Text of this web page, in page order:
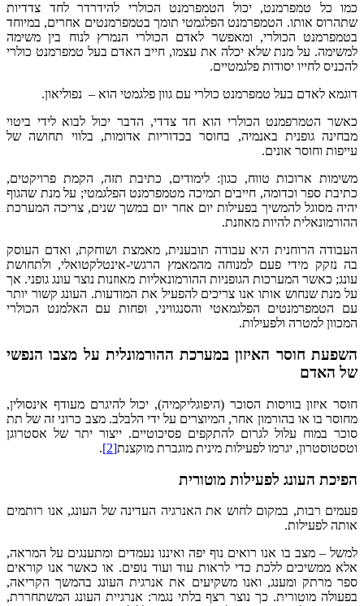
כמו כל טמפרמנט, יכול הטמפרמנט הכולרי להידרדר לחד צדדיות
שתהרוס אותו. הטמפרמנט הפלגמטי תומך בטמפרמנטים אחרים, במיוחד
בטמפרמנט הכולרי, ומאפשר לאדם הכולרי הנמרץ לנוח בין משימה
למשימה. על מנת שלא יכלה את עצמו, חייב האדם בעל טמפרמנט כולרי
להכניס לחייו יסודות פלגמטיים.
דוגמא לאדם בעל טמפרמנט כולרי עם גוון פלגמטי הוא – נפוליאון.
כאשר הטמרפמנט הכולרי הוא חד צדדי, הדבר יכול לבוא לידי ביטוי
מבחינה גופנית באנמיה, בחוסר בכדוריות אדומות, בלווי תחושה של
עייפות וחוסר אונים.
משימות ארוכות טווח, כגון: לימודים, כתיבת תזה, הקמת פרויקטים,
כתיבת ספר וכדומה, חייבים תמיכה מטמפרמנט הפלגמטי; על מנת שהגוף
יהיה מסוגל להמשיך בפעילות יום אחר יום במשך שנים, צריכה המערכת
ההורמונאלית להיות מאוזנת.
העבודה הרוחנית היא עבודה תובענית, מאמצת ושוחקת, ואדם העוסק
בה נזקק מידי פעם למנוחה מהמאמץ הרגשי-אינטלקטואלי, ולתחושת
עונג; כאשר המערכות הגופניות ההורמונאליות מאוזנות נוצר עונג גופני. אך
על מנת שנחוש אותו אנו צריכים להפעיל את המודעות. העונג קשור יותר
עם הטמפרמנטים הפלגמאטי והסנגוויני, ופחות עם האלמנט הכולרי
המכוון למטרה ולפעילות.
השפעת חוסר האיזון במערכת ההורמונלית על מצבו הנפשי
של האדם
חוסר איזון בוויסות הסוכר (היפוגליקמיה), יכול להיגרם מעודף אינסולין,
מחוסר בו או בהורמון אחר, המיוצרים על ידי הלבלב. מצב כרוני זה של תת
סוכר במוח עלול לגרום להתקפים פסיכוטיים. ייצור יתר של אסטרוגן
וטסטוסטרון, יגרמו לפעילות מינית מוגברת מוקצנת[2]
.
הפיכת העונג לפעילות מוטורית
פעמים רבות, במקום לחוש את האנרגיה העדינה של העונג, אנו רותמים
אותה לפעילות.
למשל – מצב בו אנו רואים נוף יפה ואיננו נעמדים ומתענגים על המראה,
אלא ממשיכים ללכת כדי לראות עוד ועוד נופים. או כאשר אנו קוראים
ספר מרתק ומענג, ואנו משקיעים את אנרגית העונג בהמשך הקריאה,
בפעולה מוטורית. כך נוצר רצף בלתי נגמר: אנרגיית העונג המשתחררת,